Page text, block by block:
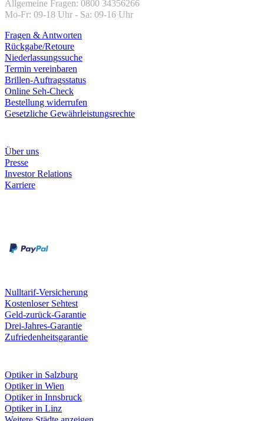
Allgemeine Fragen: 0800 34356266
Mo-Fr: 09-18 Uhr - Sa: 09-16 Uhr
Fragen & Antworten
Rückgabe/Retoure
Niederlassungssuche
Termin vereinbaren
Brillen-Auftragsstatus
Online Seh-Check
Bestellung widerrufen
Gesetzliche Gewährleistungsrechte
Über uns
Presse
Investor Relations
Karriere
Nulltarif-Versicherung
Kostenloser Sehtest
Geld-zurück-Garantie
Drei-Jahres-Garantie
Zufriedenheitsgarantie
Optiker in Salzburg
Optiker in Wien
Optiker in Innsbruck
Optiker in Linz